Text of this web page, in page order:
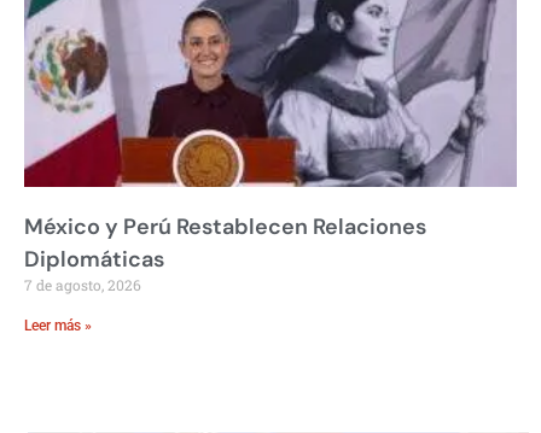
México y Perú Restablecen Relaciones
Diplomáticas
7 de agosto, 2026
Leer más »